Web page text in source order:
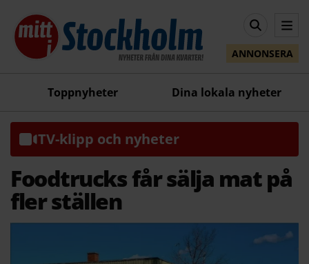
ANNONSERA
Toppnyheter Dina lokala nyheter
TV-klipp och nyheter
Foodtrucks får sälja mat på
fler ställen